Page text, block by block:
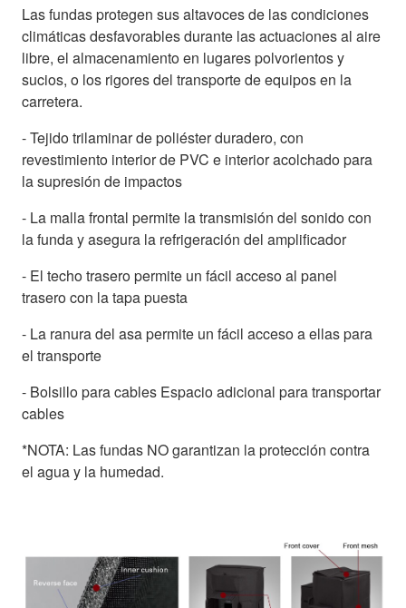
Las fundas protegen sus altavoces de las condiciones
climáticas desfavorables durante las actuaciones al aire
libre, el almacenamiento en lugares polvorientos y
sucios, o los rigores del transporte de equipos en la
carretera.
- Tejido trilaminar de poliéster duradero, con
revestimiento interior de PVC e interior acolchado para
la supresión de impactos
- La malla frontal permite la transmisión del sonido con
la funda y asegura la refrigeración del amplificador
- El techo trasero permite un fácil acceso al panel
trasero con la tapa puesta
- La ranura del asa permite un fácil acceso a ellas para
el transporte
- Bolsillo para cables Espacio adicional para transportar
cables
*NOTA: Las fundas NO garantizan la protección contra
el agua y la humedad.